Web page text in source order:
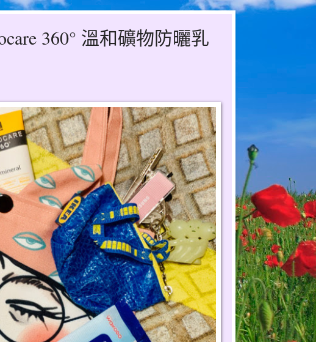
360° 溫和礦物防曬乳